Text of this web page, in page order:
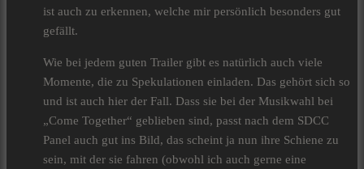
ist auch zu erkennen, welche mir persönlich besonders gut
gefällt.
Wie bei jedem guten Trailer gibt es natürlich auch viele
Momente, die zu Spekulationen einladen. Das gehört sich so
und ist auch hier der Fall. Dass sie bei der Musikwahl bei
„Come Together“ geblieben sind, passt nach dem SDCC
Panel auch gut ins Bild, das scheint ja nun ihre Schiene zu
sein, mit der sie fahren (obwohl ich auch gerne eine